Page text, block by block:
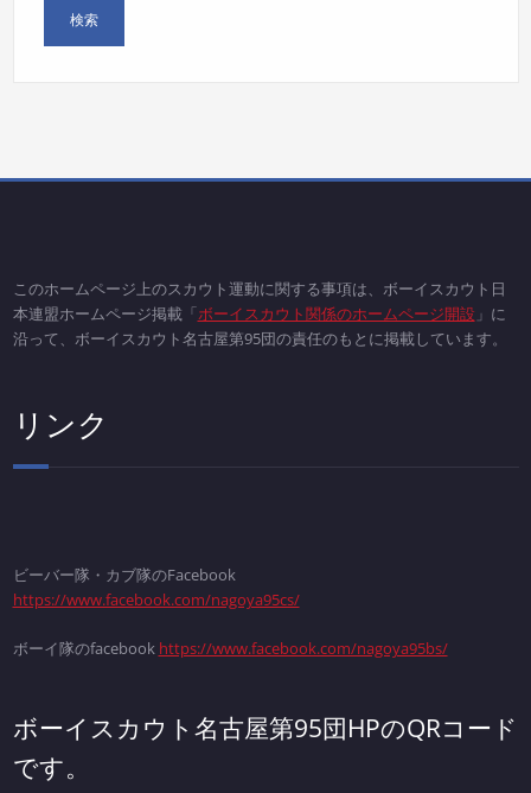
このホームページ上のスカウト運動に関する事項は、ボーイスカウト日
本連盟ホームページ掲載「ボーイスカウト関係のホームページ開設」に
沿って、ボーイスカウト名古屋第95団の責任のもとに掲載しています。
リンク
ビーバー隊・カブ隊のFacebook
https://www.facebook.com/nagoya95cs/
ボーイ隊のfacebook https://www.facebook.com/nagoya95bs/
ボーイスカウト名古屋第95団HPのQRコード
です。